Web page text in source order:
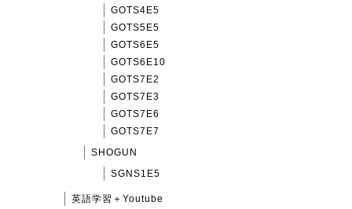
GOTS4E5
GOTS5E5
GOTS6E5
GOTS6E10
GOTS7E2
GOTS7E3
GOTS7E6
GOTS7E7
SHOGUN
SGNS1E5
英語学習＋Youtube